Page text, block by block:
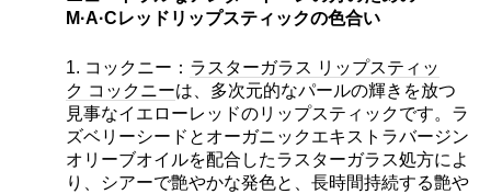
M·A·Cレッドリップスティックの色合い
1. コックニー： ラスターガラス リップスティッ
ク コックニーは、多次元的なパールの輝きを放つ
見事なイエローレッドのリップスティックです。ラ
ズベリーシードとオーガニックエキストラバージン
オリーブオイルを配合したラスターガラス処方によ
り、シアーで艶やかな発色と、長時間持続する艶や